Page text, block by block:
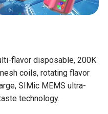
flavor disposable, 200K
coils, rotating flavor
SIMic MEMS ultra-
technology.